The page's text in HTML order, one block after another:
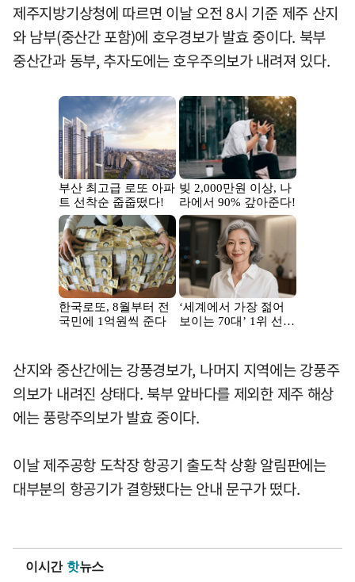
제주지방기상청에 따르면 이날 오전 8시 기준 제주 산지
와 남부(중산간 포함)에 호우경보가 발효 중이다. 북부
중산간과 동부, 추자도에는 호우주의보가 내려져 있다.
산지와 중산간에는 강풍경보가, 나머지 지역에는 강풍주
의보가 내려진 상태다. 북부 앞바다를 제외한 제주 해상
에는 풍랑주의보가 발효 중이다.
이날 제주공항 도착장 항공기 출도착 상황 알림판에는
대부분의 항공기가 결항됐다는 안내 문구가 떴다.
이시간 핫뉴스